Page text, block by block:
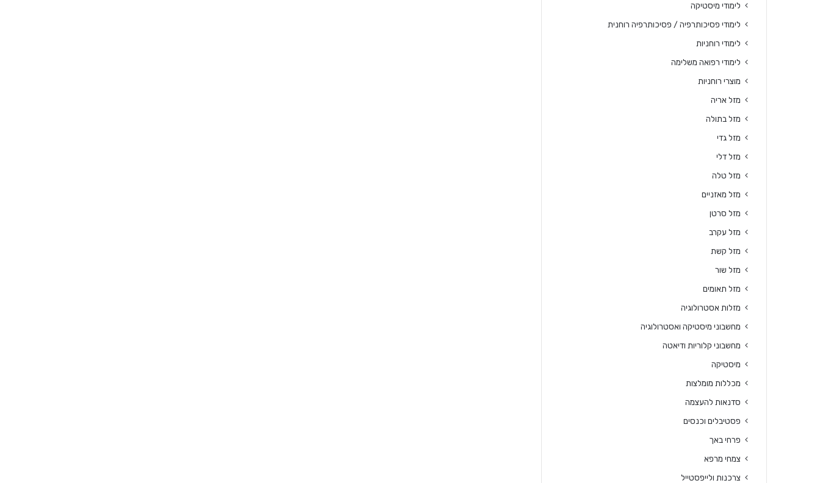
לימודי מיסטיקה
לימודי פסיכותרפיה / פסיכותרפיה רוחנית
לימודי רוחניות
לימודי רפואה משלימה
מוצרי רוחניות
מזל אריה
מזל בתולה
מזל גדי
מזל דלי
מזל טלה
מזל מאזניים
מזל סרטן
מזל עקרב
מזל קשת
מזל שור
מזל תאומים
מזלות אסטרולוגיה
מחשבוני מיסטיקה ואסטרולוגיה
מחשבוני קלוריות ודיאטה
מיסטיקה
מכללות מומלצות
סדנאות להעצמה
פסטיבלים וכנסים
פרחי באך
צמחי מרפא
צרכנות ולייפסטייל